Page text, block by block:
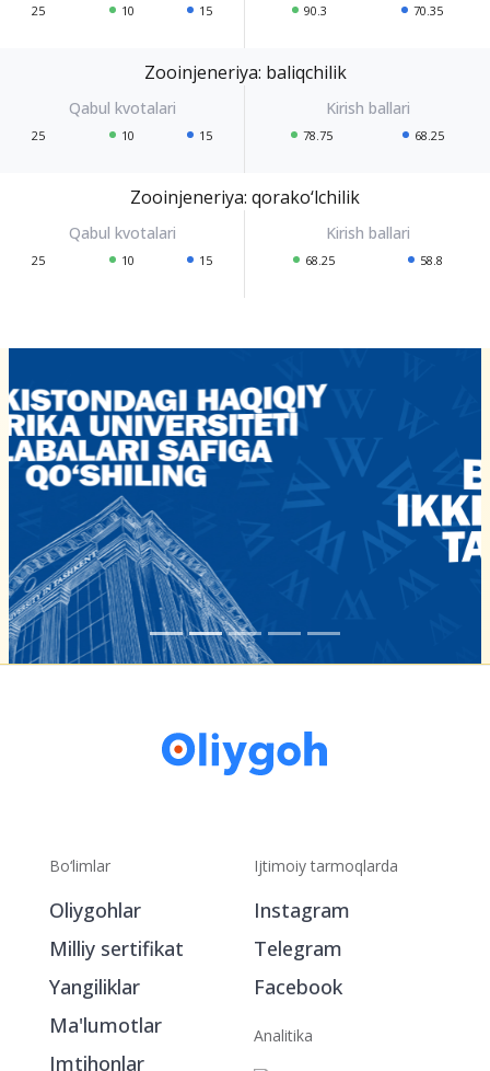
25 10 15 90.3 70.35
Zooinjeneriya: baliqchilik
25 10 15 78.75 68.25
Zooinjeneriya: qorako‘lchilik
25 10 15 68.25 58.8
Bo‘limlar
Oliygohlar
Milliy sertifikat
Yangiliklar
Ma'lumotlar
Imtihonlar
Ijtimoiy tarmoqlarda
Instagram
Telegram
Facebook
Analitika